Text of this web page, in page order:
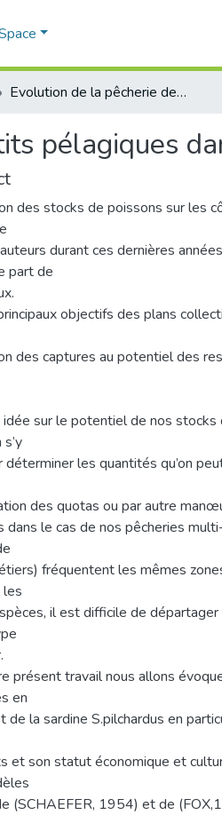
Evolution de la pêcherie des petits pélagiques dans le Port de Bou-Haroun
pélagiques
des stocks de poissons sur les
durant ces dernières
part de
objectifs des plans
des captures au potentiel des
sur le potentiel de nos stocks
déterminer les quantités qu’on
des quotas ou par autre
dans le cas de nos pêcheries
fréquentent les mêmes
les
il est difficile de
présent travail nous allons
en
de la sardine S.pilchardus en
et son statut économique et
(SCHAEFER, 1954) et de